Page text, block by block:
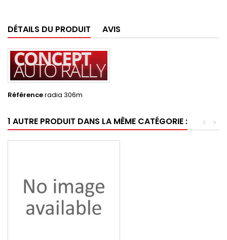
DÉTAILS DU PRODUIT AVIS
Référenceradia 306m
1 AUTRE PRODUIT DANS LA MÊME CATÉGORIE : >
<